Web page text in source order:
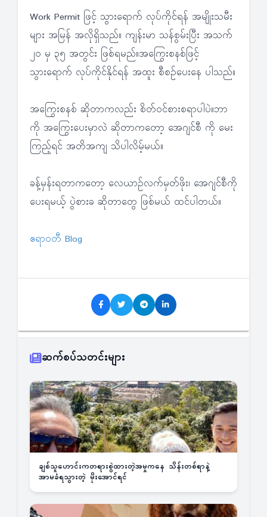
Work Permit ဖြင့် သွားရောက် လုပ်ကိုင်ရန် အမျိုးသမီး
များ အမြန် အလိုရှိသည်။ ကျန်းမာ သန်စွမ်းပြီး အသက်
၂ဝ မှ ၃၅ အတွင်း ဖြစ်ရမည်။အကြွေးစနစ်ဖြင့်
သွားရောက် လုပ်ကိုင်နိုင်ရန် အထူး စီစဉ်ပေးနေ ပါသည်။
အကြွေးစနစ် ဆိုတာကလည်း စိတ်ဝင်စားစရာပါပဲ။ဘာ
ကို အကြွေးပေးမှာလဲ ဆိုတာကတော့ အေဂျင်စီ ကို မေး
ကြည့်ရင် အတိအကျ သိပါလိမ့်မယ်။
ခန့်မှန်းရတာကတော့ လေယာဉ်လက်မှတ်ဖိုး၊ အေဂျင်စီကို
ပေးရမယ့် ပွဲစားခ ဆိုတာတွေ ဖြစ်မယ် ထင်ပါတယ်။
ဧရာဝတီ Blog
ဆက်စပ်သတင်းများ
ချစ်သူဟောင်းကတရားစွဲထားတဲ့အမှုကနေ သိန်းတစ်ရာနဲ့
အာမခံရသွားတဲ့ မိုးအောင်ရင်